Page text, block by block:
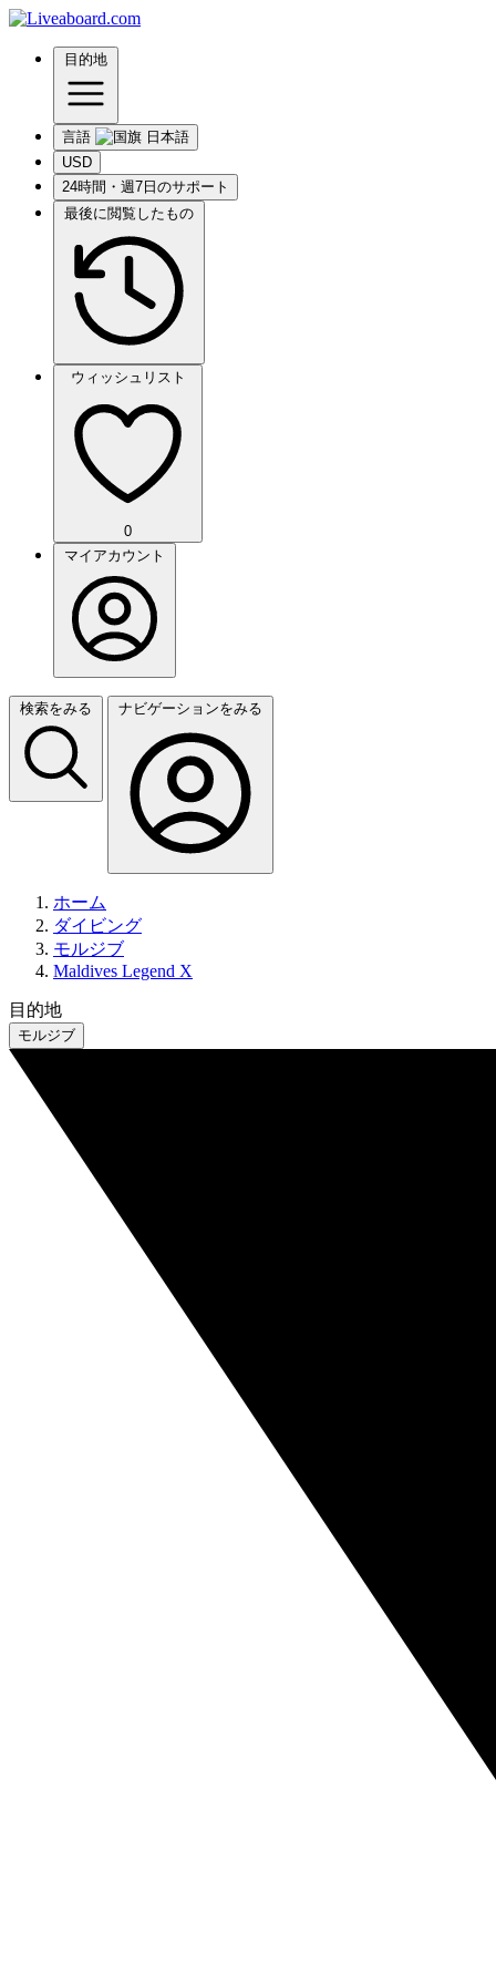
目的地
言語
USD
24時間・週7日のサポート
最後に閲覧したもの
ウィッシュリスト
0
マイアカウント
検索をみる ナビゲーションをみる
ホーム
ダイビング
モルジブ
Maldives Legend X
目的地
モルジブ